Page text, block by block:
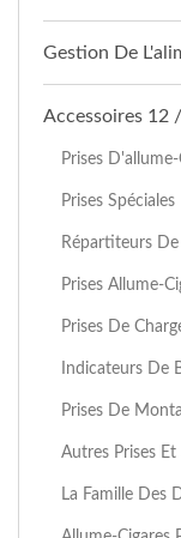
Gestion De
Accessoires 12
Prises
Prises Spéciales
Répartiteurs De
Prises Allume-
Prises De
Indicateurs De
Prises De
Autres Prises Et
La Famille Des